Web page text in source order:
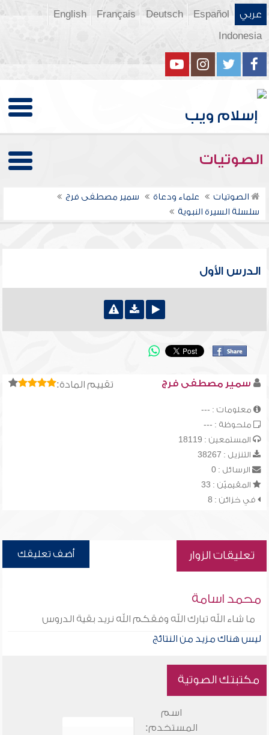
عربي Español
Deutsch
Français
English
Indonesia
الصوتيات
الصوتيات علماء ودعاة
سمير مصطفى فرج
سلسلة السيرة النبوية
الدرس الأول
تقييم المادة: سمير مصطفى فرج
معلومات : ---
ملحوظة : ---
المستمعين : 18119
التنزيل : 38267
الرسائل : 0
المقيميّن : 33
في خزائن : 8
تعليقات الزوار أضف تعليقك
محمد اسامة
ما شاء الله تبارك الله وفقكم الله نريد بقية الدروس
ليس هناك مزيد من النتائج
مكتبتك الصوتية
اسم
المستخدم: